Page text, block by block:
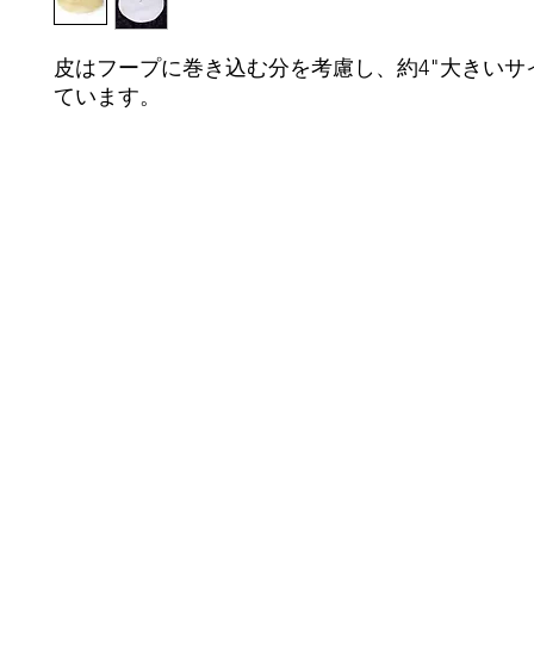
皮はフープに巻き込む分を考慮し、約4"大きいサ
ています。